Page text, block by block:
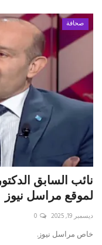
صحافة
نائب السابق
لموقع مراسل نيوز
ديسمبر 19, 2025 0
خاص مراسل نيوز.